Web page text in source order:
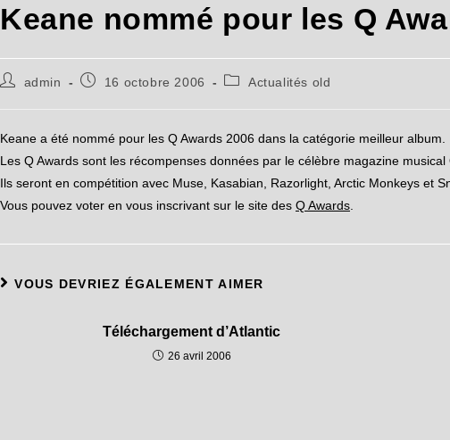
Keane nommé pour les Q
admin 16 octobre 2006 Actualités old
Keane a été nommé pour les Q Awards 2006 dans la catégorie meilleur album.
Les Q Awards sont les récompenses données par le célèbre magazine
Ils seront en compétition avec Muse, Kasabian, Razorlight, Arctic Monkeys et
Vous pouvez voter en vous inscrivant sur le site des Q Awards
VOUS DEVRIEZ ÉGALEMENT AIMER
Téléchargement d’Atlantic
26 avril 2006